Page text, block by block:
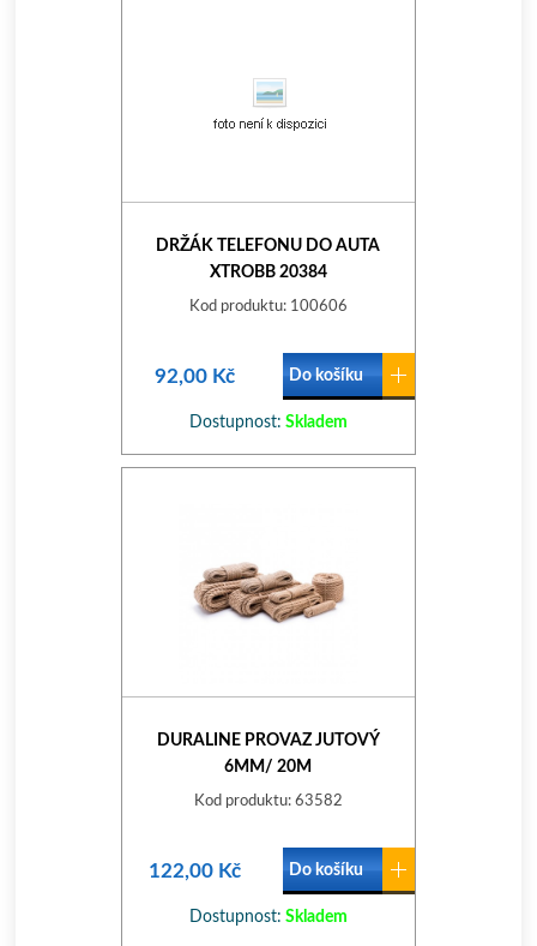
DRŽÁK TELEFONU DO AUTA
XTROBB 20384
Kod produktu: 100606
92,00 Kč Do košíku
Dostupnost: Skladem
DURALINE PROVAZ JUTOVÝ
6MM/ 20M
Kod produktu: 63582
122,00 Kč Do košíku
Dostupnost: Skladem